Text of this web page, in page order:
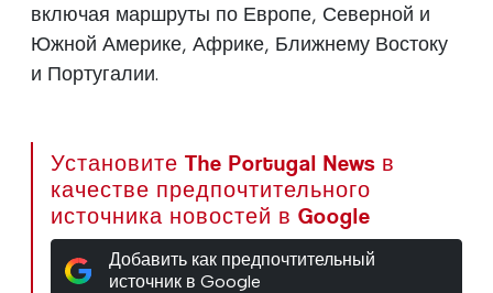
включая маршруты по Европе, Северной и
Южной Америке, Африке, Ближнему Востоку
и Португалии.
Установите The Portugal News в
качестве предпочтительного
источника новостей в Google
Добавить как предпочтительный
источник в Google